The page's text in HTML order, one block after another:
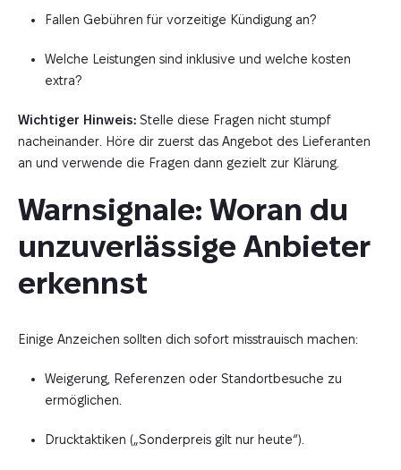
Fallen Gebühren für vorzeitige Kündigung an?
Welche Leistungen sind inklusive und welche kosten
extra?
Wichtiger Hinweis: Stelle diese Fragen nicht stumpf
nacheinander. Höre dir zuerst das Angebot des Lieferanten
an und verwende die Fragen dann gezielt zur Klärung.
Warnsignale: Woran du
unzuverlässige Anbieter
erkennst
Einige Anzeichen sollten dich sofort misstrauisch machen:
Weigerung, Referenzen oder Standortbesuche zu
ermöglichen.
Drucktaktiken („Sonderpreis gilt nur heute“).